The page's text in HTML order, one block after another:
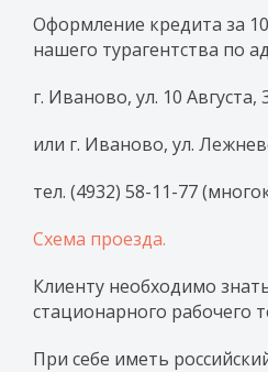
Оформление кредита за
нашего турагентства по
г. Иваново, ул. 10
или г. Иваново, ул.
тел. (4932) 58-11-77
Схема проезда.
Клиенту необходимо
стационарного рабочего
При себе иметь